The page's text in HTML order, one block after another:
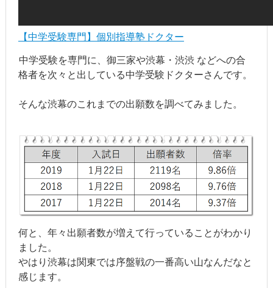
【中学受験専門】個別指導塾ドクター
中学受験を専門に、御三家や渋幕・渋渋 などへの合
格者を次々と出している中学受験ドクターさんです。
そんな渋幕のこれまでの出願数を調べてみました。
何と、年々出願者数が増えて行っていることがわかり
ました。
やはり渋幕は関東では序盤戦の一番高い山なんだなと
感じます。